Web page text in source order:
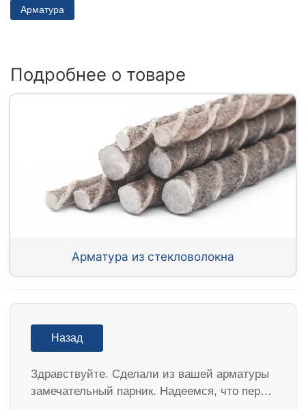
Арматура
Подробнее о товаре
Арматура из стекловолокна
Назад
Здравствуйте. Сделали из вашей арматуры
замечательный парник. Надеемся, что пер…